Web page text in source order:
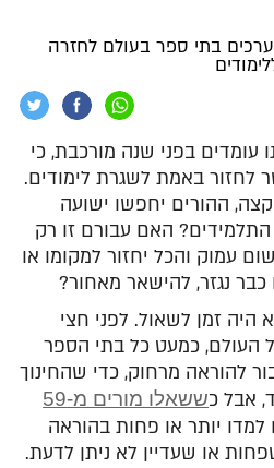
בתי ספר בעולם לחזרה
עומדים בפני שנה מורכבת, כי
לחזור באמת לשגרת לימודים.
ההורים יחפשו ישועה
האם עבורם זו רק
עמוק והכל יחזור למקומו או
כבר נגזר, להישאר מאחור?
זמן לשאול. לפני חצי
העולם, כמעט כל בתי הספר
להוראה מרחוק, כדי שהחינוך
אבל כ
ששאלו מורים מ-59
יותר או פחות בהוראה